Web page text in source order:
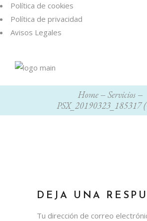
Política de cookies
Política de privacidad
Avisos Legales
Home
Servicios
PSX_20190323_185317
DEJA UNA
Tu dirección de correo